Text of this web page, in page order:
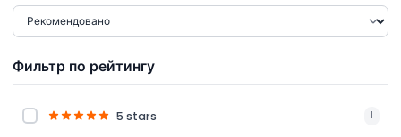
Фильтр по рейтингу
5 stars 1